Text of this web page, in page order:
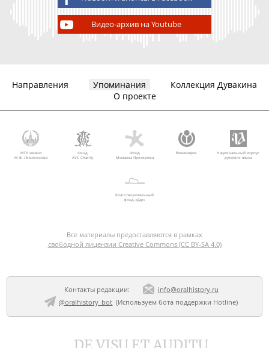
Видео-архив на Youtube
Направления Упоминания
Коллекция Дувакина
О проекте
МГУ имени
М.В. Ломоносова
Фонд
AVC Charity
Фонд
Михаила Прохорова
Викимедиа
Национальный корпус
русского языка
Благотворительный
фонд «Дар»
Все материалы предоставляются в рамках
свободной лицензии Creative Commons (CC BY-SA 4.0)
Контакты редакции:
info@oralhistory.ru
@oralhistory_bot (Используембота поддержки Hotline)